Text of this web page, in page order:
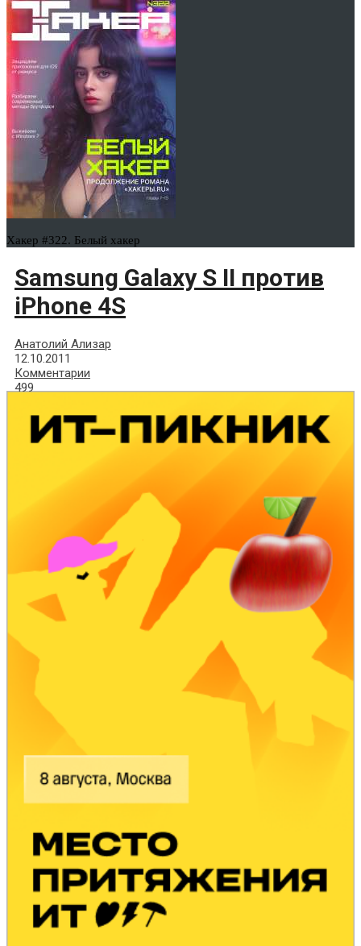
Хакер #322. Белый хакер
Samsung Galaxy S II против
iPhone 4S
Анатолий Ализар
12.10.2011
Комментарии
499